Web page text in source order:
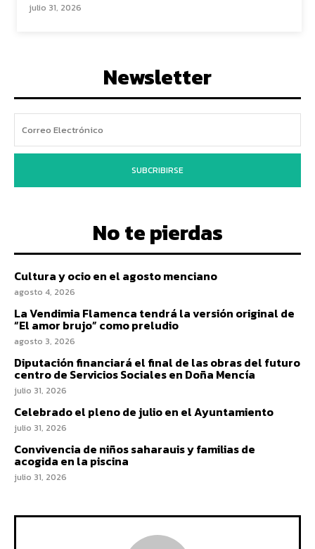
julio 31, 2026
Newsletter
SUBCRIBIRSE
No te pierdas
Cultura y ocio en el agosto menciano
agosto 4, 2026
La Vendimia Flamenca tendrá la versión original de
“El amor brujo” como preludio
agosto 3, 2026
Diputación financiará el final de las obras del futuro
centro de Servicios Sociales en Doña Mencía
julio 31, 2026
Celebrado el pleno de julio en el Ayuntamiento
julio 31, 2026
Convivencia de niños saharauis y familias de
acogida en la piscina
julio 31, 2026